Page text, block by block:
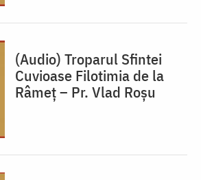
(Audio) Troparul Sfintei
Cuvioase Filotimia de la
Râmeț – Pr. Vlad Roșu